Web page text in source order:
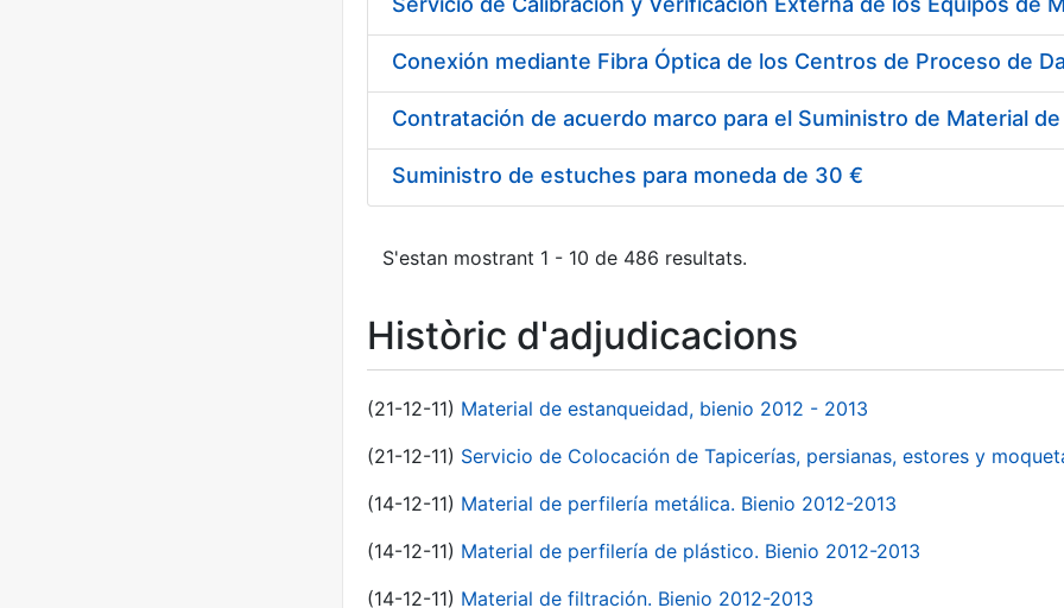
Suministro de estuches para moneda de 30 €
S'estan mostrant 1 - 10 de 486 resultats.
Històric d'adjudicacions
(21-12-11) Material de estanqueidad, bienio 2012 - 2013
(21-12-11) Servicio de Colocación de Tapicerías, persianas, estores y
(14-12-11) Material de perfilería metálica. Bienio 2012-2013
(14-12-11) Material de perfilería de plástico. Bienio 2012-2013
(14-12-11) Material de filtración. Bienio 2012-2013